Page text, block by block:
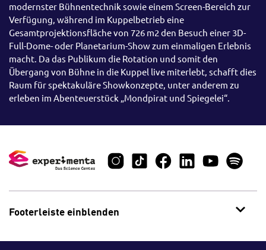
modernster Bühnentechnik sowie einem Screen-Bereich zur
Verfügung, während im Kuppelbetrieb eine
Gesamtprojektionsfläche von 726 m2 den Besuch einer 3D-
Full-Dome- oder Planetarium-Show zum einmaligen Erlebnis
macht. Da das Publikum die Rotation und somit den
Übergang von Bühne in die Kuppel live miterlebt, schafft dies
Raum für spektakuläre Showkonzepte, unter anderem zu
erleben im Abenteuerstück „Mondpirat und Spiegelei“.
Footerleiste einblenden